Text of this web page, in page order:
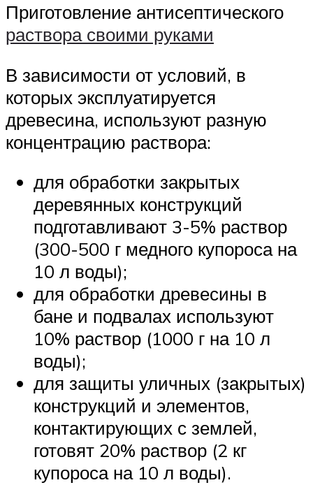
Приготовление антисептического
раствора своими руками
В зависимости от условий, в
которых эксплуатируется
древесина, используют разную
концентрацию раствора:
для обработки закрытых
деревянных конструкций
подготавливают 3-5% раствор
(300-500 г медного купороса на
10 л воды);
для обработки древесины в
бане и подвалах используют
10% раствор (1000 г на 10 л
воды);
для защиты уличных (закрытых)
конструкций и элементов,
контактирующих с землей,
готовят 20% раствор (2 кг
купороса на 10 л воды).